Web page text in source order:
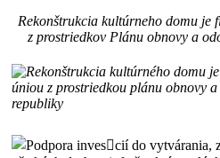
Rekonštrukcia kultúrneho domu je
z prostriedkov Plánu obnovy a